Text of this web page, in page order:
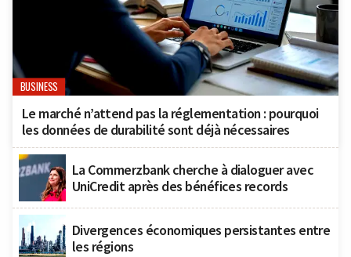
BUSINESS
Le marché n’attend pas la réglementation : pourquoi
les données de durabilité sont déjà nécessaires
La Commerzbank cherche à dialoguer avec
UniCredit après des bénéfices records
Divergences économiques persistantes entre
les régions